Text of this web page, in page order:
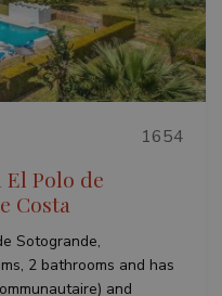
1654
Polo de
Costa
Sotogrande,
2 bathrooms and has
and